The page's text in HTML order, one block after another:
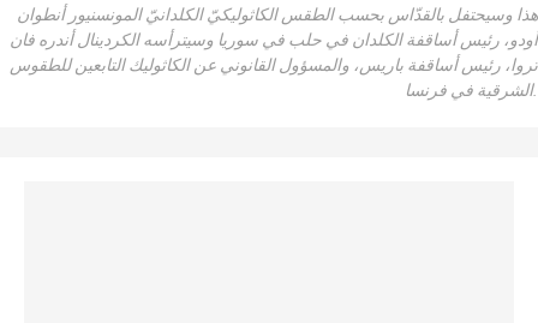
هذا وسيحتفل بالقدّاس بحسب الطقس الكاثوليكيّ الكلدانيّ المونسنيور أنطوان
أودو، رئيس أساقفة الكلدان في حلب في سوريا وسيترأسه الكردينال أندره فان
تروا، رئيس أساقفة باريس، والمسؤول القانوني عن الكاثوليك التابعين للطقوس
الشرقية في فرنسا.